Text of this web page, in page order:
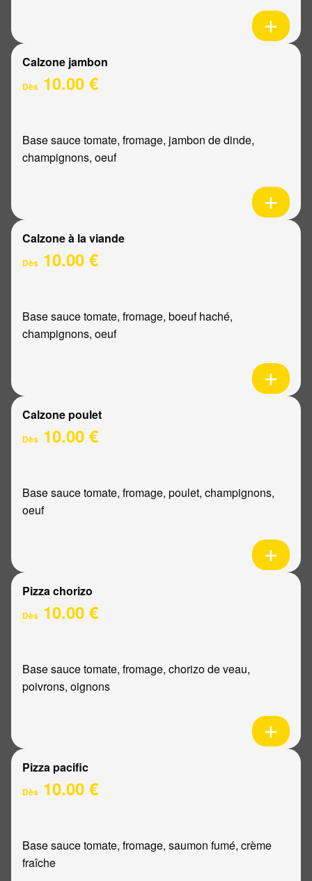
Calzone jambon
Dès 10.00 €
Base sauce tomate, fromage, jambon de dinde,
champignons, oeuf
Calzone à la viande
Dès 10.00 €
Base sauce tomate, fromage, boeuf haché,
champignons, oeuf
Calzone poulet
Dès 10.00 €
Base sauce tomate, fromage, poulet, champignons,
oeuf
Pizza chorizo
Dès 10.00 €
Base sauce tomate, fromage, chorizo de veau,
poivrons, oignons
Pizza pacific
Dès 10.00 €
Base sauce tomate, fromage, saumon fumé, crème
fraîche